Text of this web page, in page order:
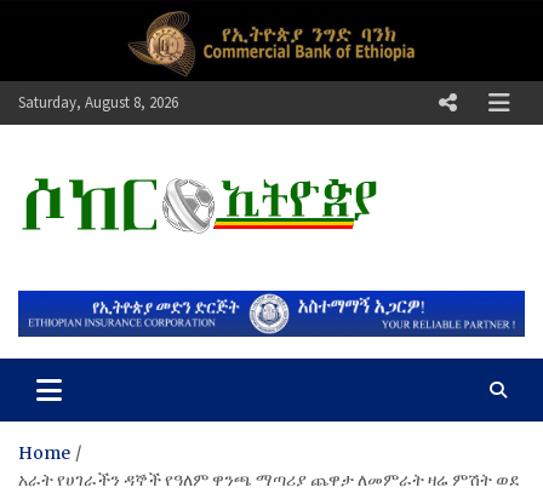
Saturday, August 8, 2026
ሶከር ኢትዮጵያ
Home
አራት የሀገራችን ዳኞች የዓለም ዋንጫ ማጣሪያ ጨዋታ ለመምራት ዛሬ ምሽት ወደ